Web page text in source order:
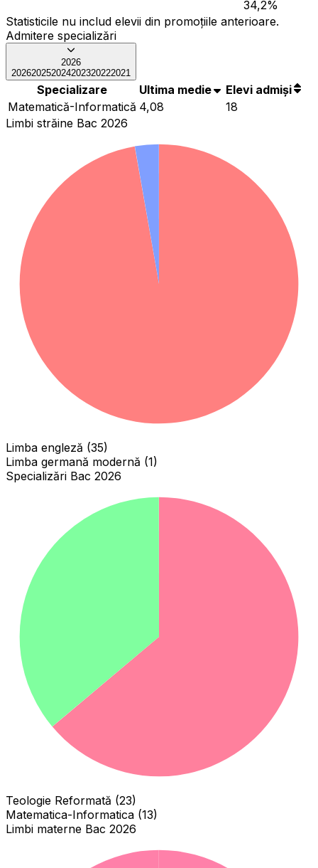
34,2%
Statisticile nu includ elevii din promoțiile anterioare.
Admitere specializări
2026
202620252024202320222021
Specializare Ultima medie
Elevi admiși
Matematică-Informatică 4,08
18
Limbi străine Bac 2026
Limba engleză (35)
Limba germană modernă (1)
Specializări Bac 2026
Teologie Reformată (23)
Matematica-Informatica (13)
Limbi materne Bac 2026